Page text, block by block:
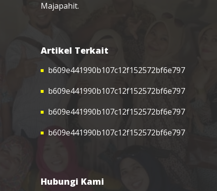
Majapahit.
Artikel Terkait
b609e441990b107c12f152572bf6e797
b609e441990b107c12f152572bf6e797
b609e441990b107c12f152572bf6e797
b609e441990b107c12f152572bf6e797
Hubungi Kami